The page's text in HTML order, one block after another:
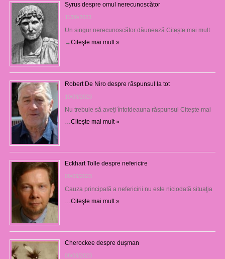
Syrus despre omul nerecunoscător
11/09/2023
Un singur nerecunoscător dăunează Citește mai mult
→Citeşte mai mult »
Robert De Niro despre răspunsul la tot
10/09/2023
Nu trebuie să aveți întotdeauna răspunsul Citește mai
Citeşte mai mult »
Eckhart Tolle despre nefericire
09/09/2023
Cauza principală a nefericirii nu este niciodată situaţia
Citeşte mai mult »
Cherockee despre duşman
08/09/2023